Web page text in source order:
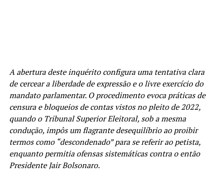
A abertura deste inquérito configura uma tentativa clara
de cercear a liberdade de expressão e o livre exercício do
mandato parlamentar. O procedimento evoca práticas de
censura e bloqueios de contas vistos no pleito de 2022,
quando o Tribunal Superior Eleitoral, sob a mesma
condução, impôs um flagrante desequilíbrio ao proibir
termos como “descondenado” para se referir ao petista,
enquanto permitia ofensas sistemáticas contra o então
Presidente Jair Bolsonaro.